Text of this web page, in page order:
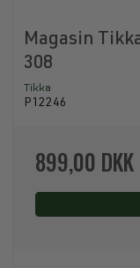
Magasin
308
Tikka
P12246
899,00 DKK